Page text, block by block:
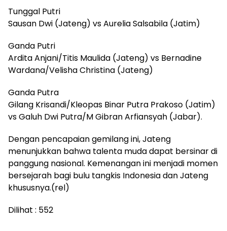
Tunggal Putri
Sausan Dwi (Jateng) vs Aurelia Salsabila (Jatim)
Ganda Putri
Ardita Anjani/Titis Maulida (Jateng) vs Bernadine
Wardana/Velisha Christina (Jateng)
Ganda Putra
Gilang Krisandi/Kleopas Binar Putra Prakoso (Jatim)
vs Galuh Dwi Putra/M Gibran Arfiansyah (Jabar).
Dengan pencapaian gemilang ini, Jateng
menunjukkan bahwa talenta muda dapat bersinar di
panggung nasional. Kemenangan ini menjadi momen
bersejarah bagi bulu tangkis Indonesia dan Jateng
khususnya.(rel)
Dilihat : 552